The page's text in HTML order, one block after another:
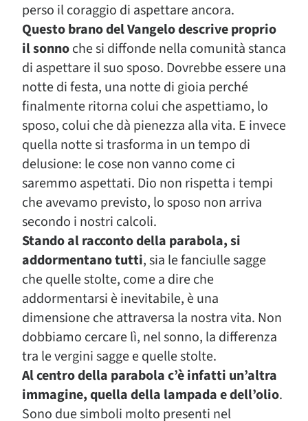
perso il coraggio di aspettare ancora.
Questo brano del Vangelo descrive proprio
il sonnoche si diffonde nella comunità stanca
di aspettare il suo sposo. Dovrebbe essere una
notte di festa, una notte di gioia perché
finalmente ritorna colui che aspettiamo, lo
sposo, colui che dà pienezza alla vita. E invece
quella notte si trasforma in un tempo di
delusione: le cose non vanno come ci
saremmo aspettati. Dio non rispetta i tempi
che avevamo previsto, lo sposo non arriva
secondo i nostri calcoli.
Stando al racconto della parabola, si
addormentano tutti, sia le fanciulle sagge
che quelle stolte, come a dire che
addormentarsi è inevitabile, è una
dimensione che attraversa la nostra vita. Non
dobbiamo cercare lì, nel sonno, la differenza
tra le vergini sagge e quelle stolte.
Al centro della parabola c’è infatti un’altra
immagine, quella della lampada e dell’olio.
Sono due simboli molto presenti nel